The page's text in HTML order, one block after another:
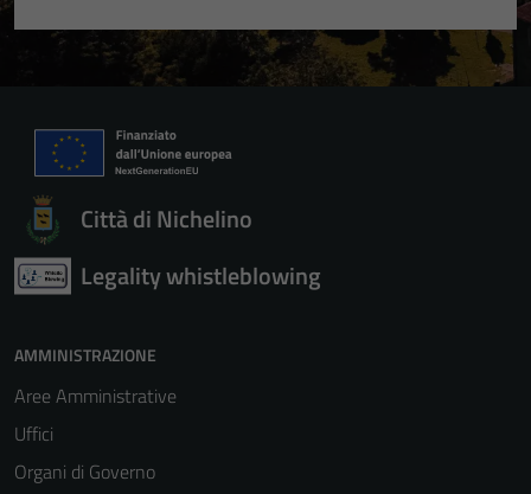
Città di Nichelino
Legality whistleblowing
AMMINISTRAZIONE
Aree Amministrative
Uffici
Organi di Governo